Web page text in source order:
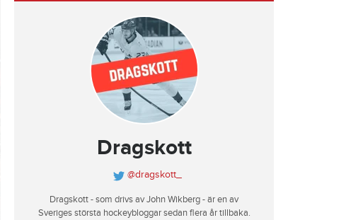
Dragskott
@dragskott_
Dragskott - som drivs av John Wikberg - är en av
Sveriges största hockeybloggar sedan flera år tillbaka.